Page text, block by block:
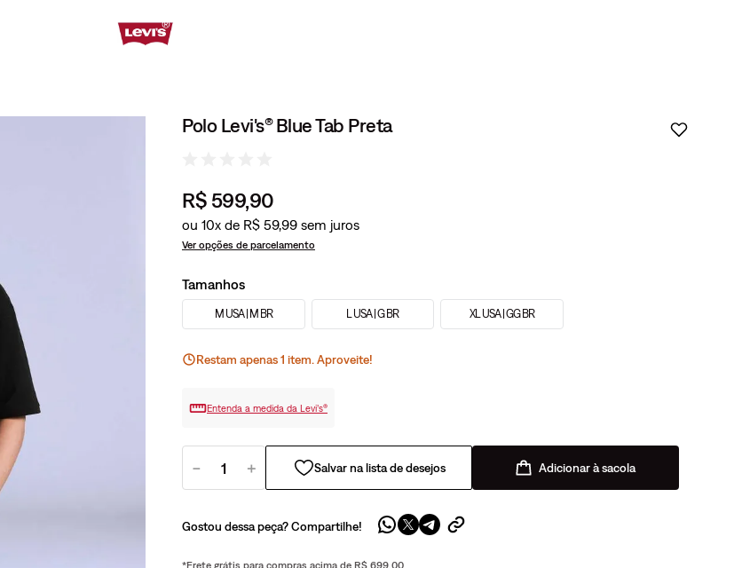
Polo Levi's® Blue Tab Preta
R$ 599,90
ou 10x de R$ 59,99
Ver opções de parcelamento
Tamanhos
M USA | M BR L USA | G BR XL USA | GG BR
Restam apenas1 item. Aproveite!
Entenda a medida da Levi’s®
＋
－ Adicionar à sacola
Gostou dessa peça? Compartilhe!
*Frete grátis para compras acima de R$ 699,00